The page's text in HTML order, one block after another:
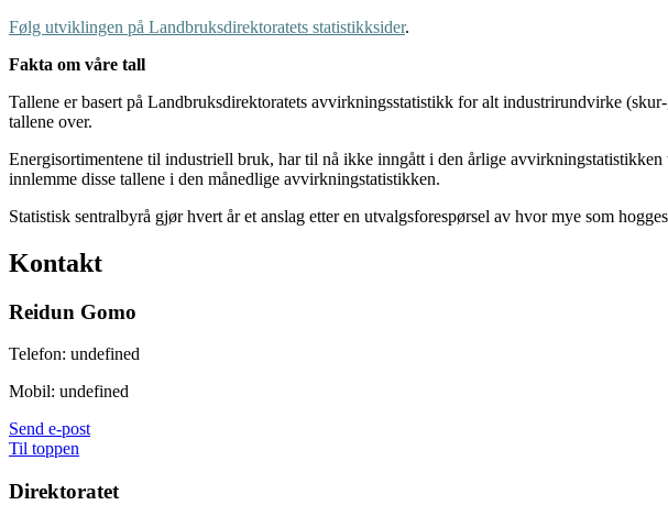
Følg utviklingen på Landbruksdirektoratets statistikksider.
Fakta om våre tall
Tallene er basert på Landbruksdirektoratets avvirkningsstatistikk for alt industrirundvirke
tallene over.
Energisortimentene til industriell bruk, har til nå ikke inngått i den årlige
innlemme disse tallene i den månedlige avvirkningstatistikken.
Statistisk sentralbyrå gjør hvert år et anslag etter en utvalgsforespørsel av hvor mye som
Kontakt
Reidun Gomo
Telefon: undefined
Mobil: undefined
Send e-post
Til toppen
Direktoratet